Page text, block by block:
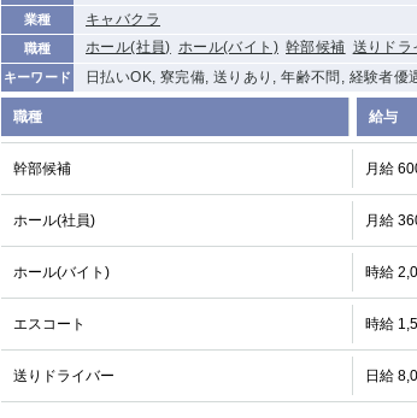
業種 キャバクラ
職種 ホール(社員) ホール(バイト) 幹部候補 送りドラ
キーワード 日払いOK, 寮完備, 送りあり, 年齢不問, 経験者
職種 給与
幹部候補 月給
ホール(社員) 月給
ホール(バイト) 時給
エスコート 時給
送りドライバー 日給